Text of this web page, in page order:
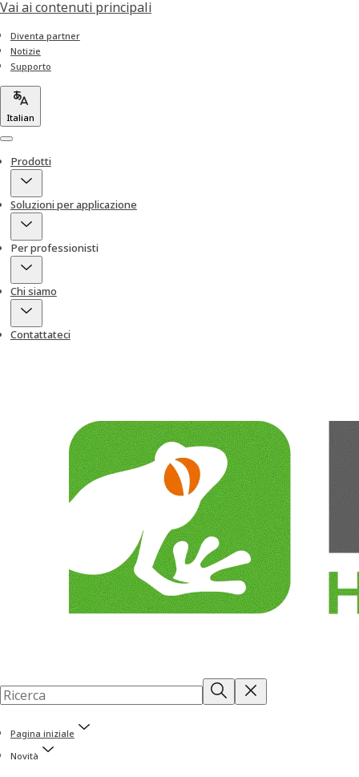
Vai ai contenuti principali
Diventa partner
Notizie
Supporto
Italian
Menu
Prodotti
Soluzioni per applicazione
Per professionisti
Chi siamo
Contattateci
Pagina iniziale
Novità